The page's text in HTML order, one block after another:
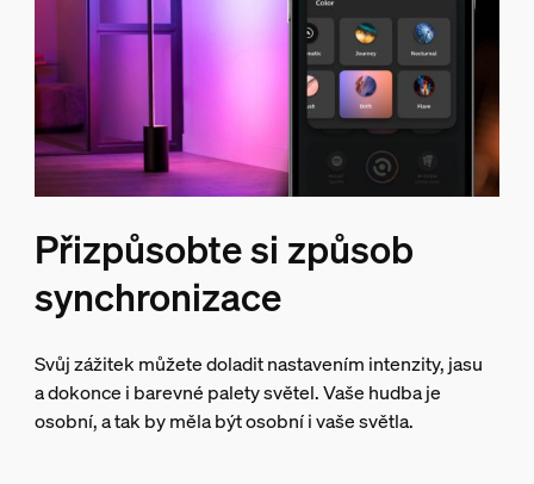
Přizpůsobte si způsob
synchronizace
Svůj zážitek můžete doladit nastavením intenzity, jasu
a dokonce i barevné palety světel. Vaše hudba je
osobní, a tak by měla být osobní i vaše světla.